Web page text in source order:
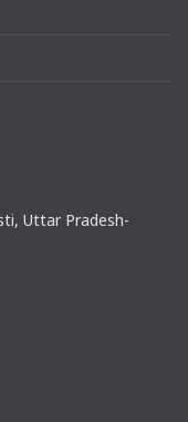
Uttar Pradesh-